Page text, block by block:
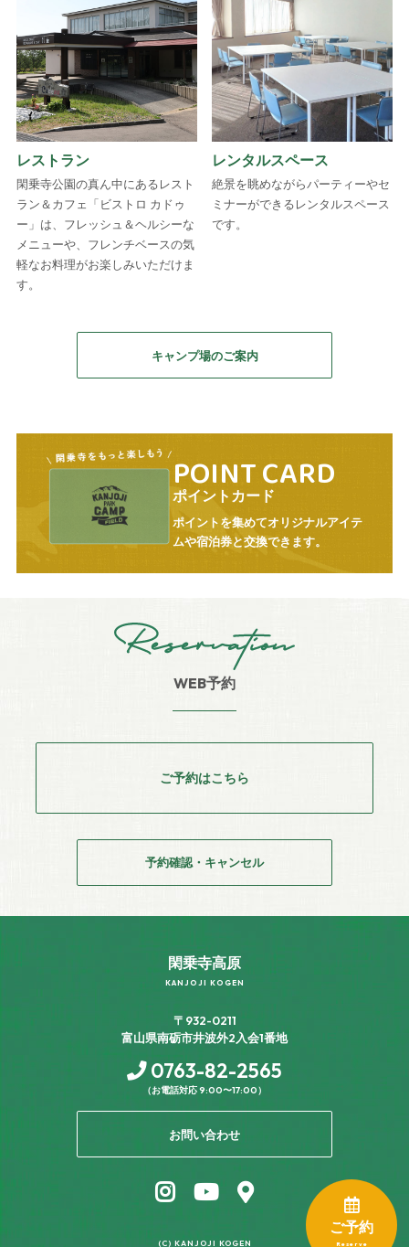
レストラン
閑乗寺公園の真ん中にあるレスト
ラン＆カフェ「ビストロ カドゥ
ー」は、フレッシュ＆ヘルシーな
メニューや、フレンチベースの気
軽なお料理がお楽しみいただけま
す。
レンタルスペース
絶景を眺めながらパーティーやセ
ミナーができるレンタルスペース
です。
キャンプ場のご案内
POINT CARD
ポイントカード
ポイントを集めてオリジナルアイテ
ムや宿泊券と交換できます。
WEB予約
ご予約はこちら
予約確認・キャンセル
閑乗寺高原
KANJOJI KOGEN
〒932-0211
富山県南砺市井波外2入会1番地
0763-82-2565
（お電話対応 9:00〜17:00）
お問い合わせ
(C) KANJOJI KOGEN
ご予約
Reserve